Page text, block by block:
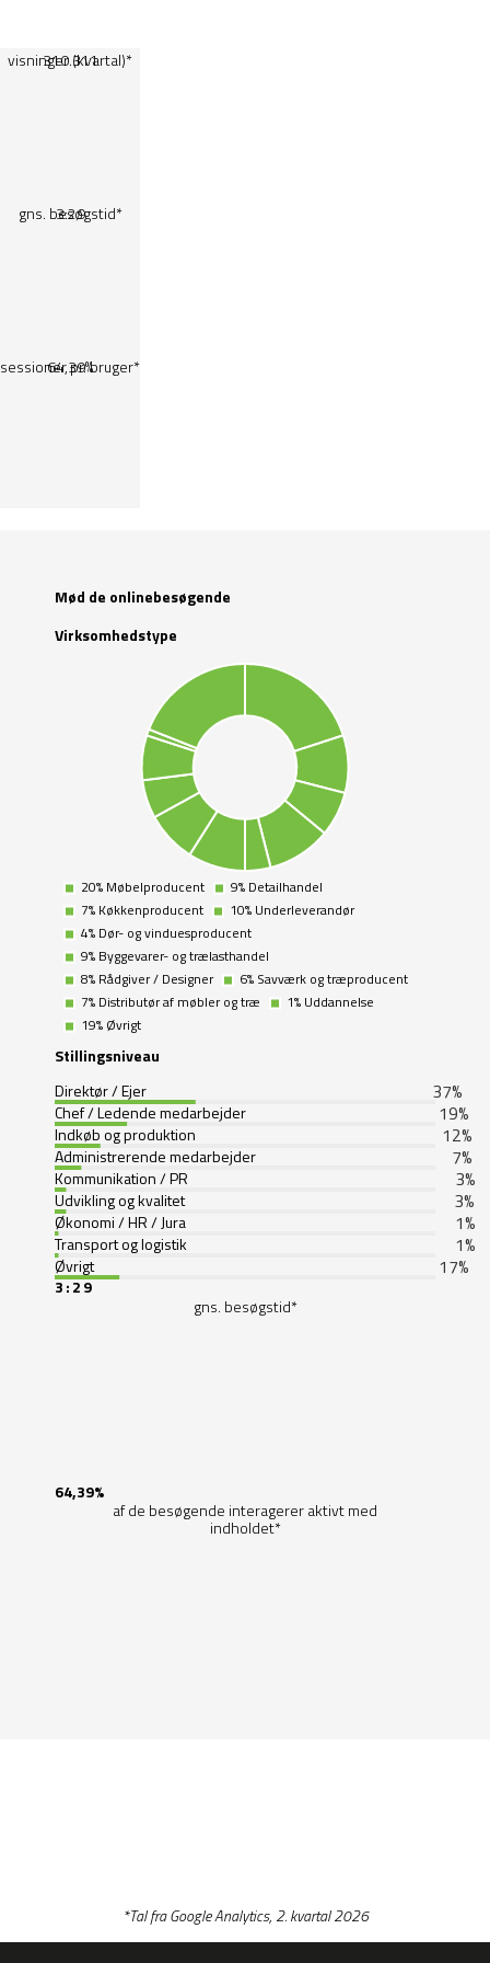
310.311
visninger (kvartal)*
3:29
gns. besøgstid*
64,39%
sessioner pr. bruger*
Mød de onlinebesøgende
Virksomhedstype
Stillingsniveau
Direktør / Ejer
37%
Chef / Ledende medarbejder 19%
Indkøb og produktion 12%
Administrerende medarbejder 7%
Kommunikation / PR 3%
Udvikling og kvalitet 3%
Økonomi / HR / Jura 1%
Transport og logistik 1%
Øvrigt 17%
3:29
gns. besøgstid*
64,39%
af de besøgende interagerer aktivt med
indholdet*
*Tal fra Google Analytics, 2. kvartal 2026